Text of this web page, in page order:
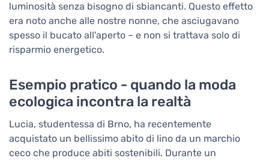
luminosità senza bisogno di sbiancanti. Questo effetto
era noto anche alle nostre nonne, che asciugavano
spesso il bucato all'aperto – e non si trattava solo di
risparmio energetico.
Esempio pratico - quando la moda
ecologica incontra la realtà
Lucia, studentessa di Brno, ha recentemente
acquistato un bellissimo abito di lino da un marchio
ceco che produce abiti sostenibili. Durante un